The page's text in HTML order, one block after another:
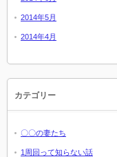
2014年5月
2014年4月
カテゴリー
〇〇の妻たち
1周回って知らない話